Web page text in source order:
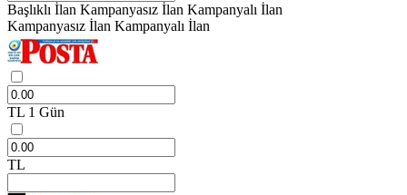
Başlıklı İlan Kampanyasız İlan Kampanyalı İlan
Kampanyasız İlan Kampanyalı İlan
TL 1 Gün
TL